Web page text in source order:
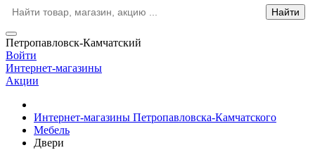
Петропавловск-Камчатский
Войти
Интернет-магазины
Акции
Интернет-магазины Петропавловска-Камчатского
Мебель
Двери